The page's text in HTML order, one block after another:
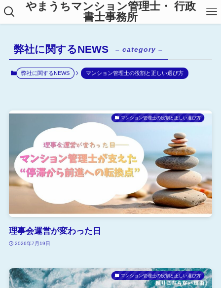
やまうちマンション管理士・ 行政
書士事務所
弊社に関するNEWS – category –
弊社に関するNEWS マンション管理士の役割と正しい選び方
マンション管理士の役割と正しい選び方
理事会運営が変わった日
2026年7月19日
マンション管理士の役割と正しい選び方